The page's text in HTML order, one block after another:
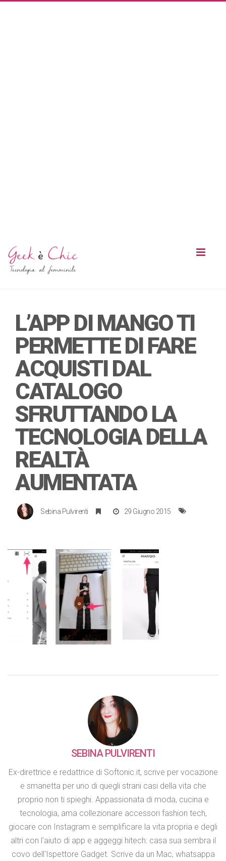
L’APP DI MANGO TI
PERMETTE DI FARE
ACQUISTI DAL
CATALOGO
SFRUTTANDO LA
TECNOLOGIA DELLA
REALTÀ
AUMENTATA
Sebina Pulvirenti 29 Giugno 2015
SEBINA PULVIRENTI
Ex-direttrice e redattrice di Softonic.it, scrive per vocazione
e smanetta per uno di quegli strani casi della vita che
proprio non ti spieghi. Appassionata di moda, cucina e
tecnologia, ama collezionare accessori fashion tech,
giocare con Instagram e semplificare la vita propria e degli
altri con l'aiuto di app e aggeggi hitech: casa sua sembra il
covo dell'Ispettore Gadget. Scrive da un Mac, whatsappa